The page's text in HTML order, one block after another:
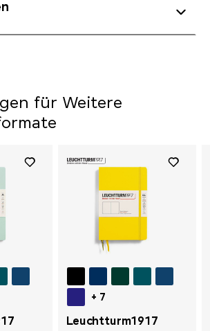
für Weitere
+ 7
Leuchtturm1917